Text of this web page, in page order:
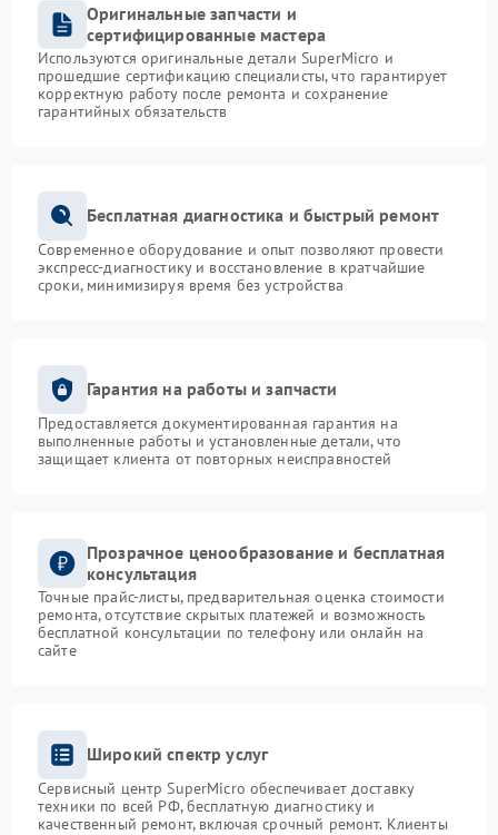
Оригинальные запчасти и
сертифицированные мастера
Используются оригинальные детали SuperMicro и
прошедшие сертификацию специалисты, что гарантирует
корректную работу после ремонта и сохранение
гарантийных обязательств
Бесплатная диагностика и быстрый ремонт
Современное оборудование и опыт позволяют провести
экспресс-диагностику и восстановление в кратчайшие
сроки, минимизируя время без устройства
Гарантия на работы и запчасти
Предоставляется документированная гарантия на
выполненные работы и установленные детали, что
защищает клиента от повторных неисправностей
Прозрачное ценообразование и бесплатная
консультация
Точные прайс-листы, предварительная оценка стоимости
ремонта, отсутствие скрытых платежей и возможность
бесплатной консультации по телефону или онлайн на
сайте
Широкий спектр услуг
Сервисный центр SuperMicro обеспечивает доставку
техники по всей РФ, бесплатную диагностику и
качественный ремонт, включая срочный ремонт. Клиенты